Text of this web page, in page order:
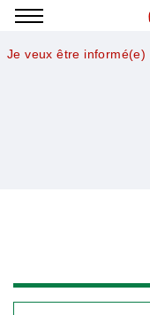
Je veux être
à